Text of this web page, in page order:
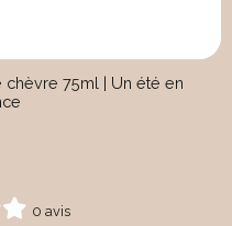
75ml | Un été en
0 avis